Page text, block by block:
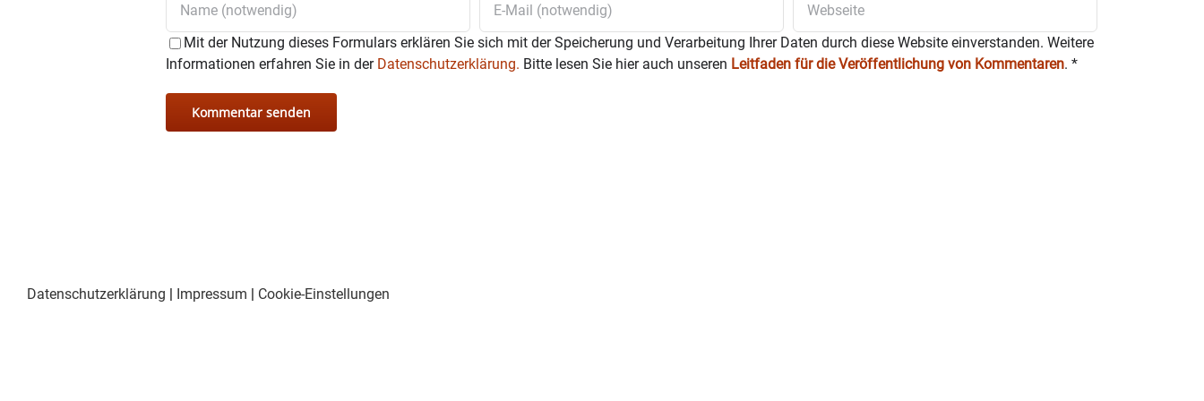
Mit der Nutzung dieses Formulars erklären Sie sich mit der Speicherung und Verarbeitung Ihrer Daten durch diese Website einverstanden. Weitere
Informationen erfahren Sie in der Datenschutzerklärung. Bitte lesen Sie hier auch unseren Leitfaden für die Veröffentlichung von Kommentaren. *
Datenschutzerklärung | Impressum | Cookie-Einstellungen